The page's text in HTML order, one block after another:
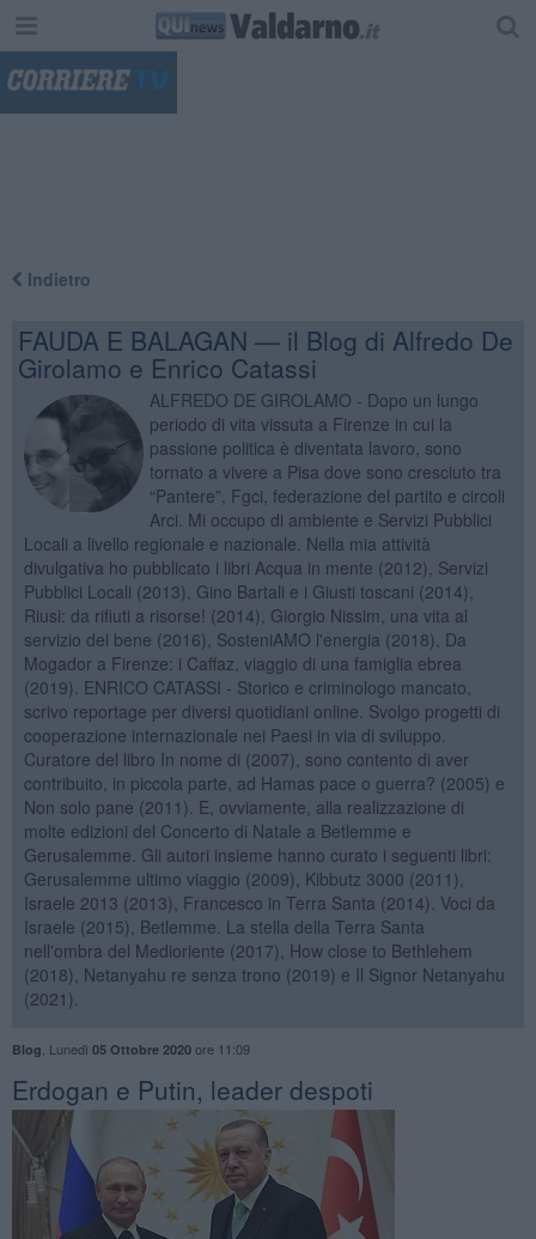
Indietro
FAUDA E BALAGAN — il Blog di Alfredo De
Girolamo e Enrico Catassi
ALFREDO DE GIROLAMO - Dopo un lungo
periodo di vita vissuta a Firenze in cui la
passione politica è diventata lavoro, sono
tornato a vivere a Pisa dove sono cresciuto tra
“Pantere”, Fgci, federazione del partito e circoli
Arci. Mi occupo di ambiente e Servizi Pubblici
Locali a livello regionale e nazionale. Nella mia attività
divulgativa ho pubblicato i libri Acqua in mente (2012), Servizi
Pubblici Locali (2013), Gino Bartali e i Giusti toscani (2014),
Riusi: da rifiuti a risorse! (2014), Giorgio Nissim, una vita al
servizio del bene (2016), SosteniAMO l'energia (2018), Da
Mogador a Firenze: i Caffaz, viaggio di una famiglia ebrea
(2019). ENRICO CATASSI - Storico e criminologo mancato,
scrivo reportage per diversi quotidiani online. Svolgo progetti di
cooperazione internazionale nei Paesi in via di sviluppo.
Curatore del libro In nome di (2007), sono contento di aver
contribuito, in piccola parte, ad Hamas pace o guerra? (2005) e
Non solo pane (2011). E, ovviamente, alla realizzazione di
molte edizioni del Concerto di Natale a Betlemme e
Gerusalemme. Gli autori insieme hanno curato i seguenti libri:
Gerusalemme ultimo viaggio (2009), Kibbutz 3000 (2011),
Israele 2013 (2013), Francesco in Terra Santa (2014). Voci da
Israele (2015), Betlemme. La stella della Terra Santa
nell'ombra del Medioriente (2017), How close to Bethlehem
(2018), Netanyahu re senza trono (2019) e Il Signor Netanyahu
(2021).
Blog Lunedì 05 Ottobre 2020ore 11:09
Erdogan e Putin, leader despoti